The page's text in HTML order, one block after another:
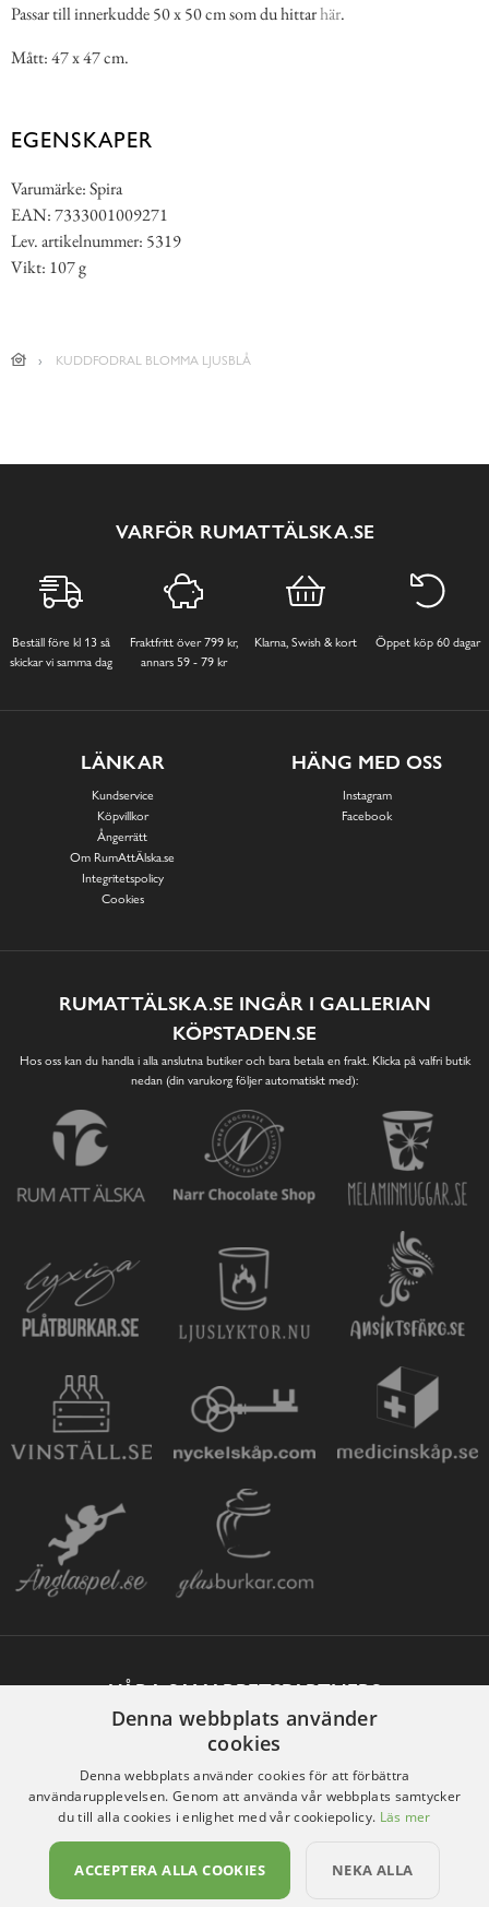
Passar till innerkudde 50 x 50 cm som du hittarhär.
Mått: 47 x 47 cm.
EGENSKAPER
Varumärke: Spira
EAN: 7333001009271
Lev. artikelnummer: 5319
Vikt: 107 g
KUDDFODRAL BLOMMA LJUSBLÅ
VARFÖR RUMATTÄLSKA.SE
Beställ före kl 13 så
skickar vi samma dag
Fraktfritt över 799 kr,
annars 59 - 79 kr
Klarna, Swish & kort Öppet köp 60 dagar
LÄNKAR
Kundservice
Köpvillkor
Ångerrätt
Om RumAttÄlska.se
Integritetspolicy
Cookies
HÄNG MED OSS
Instagram
Facebook
RUMATTÄLSKA.SE INGÅR I GALLERIAN
KÖPSTADEN.SE
Hos oss kan du handla i alla anslutna butiker och bara betala en frakt. Klicka på valfri butik
nedan (din varukorg följer automatiskt med):
VÅRA SAMARBETSPARTNERS
Denna webbplats använder
cookies
Denna webbplats använder cookies för att förbättra
användarupplevelsen. Genom att använda vår webbplats samtycker
du till alla cookies i enlighet med vår cookiepolicy. Läs mer
ACCEPTERA ALLA COOKIES NEKA ALLA